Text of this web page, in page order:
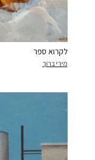
לקרוא ספר
מירי ברוך